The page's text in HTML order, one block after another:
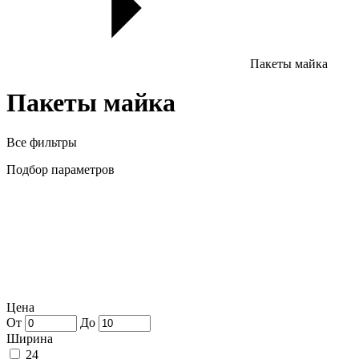
Пакеты майка
Пакеты майка
Все фильтры
Подбор параметров
Цена
От
До
Ширина
24